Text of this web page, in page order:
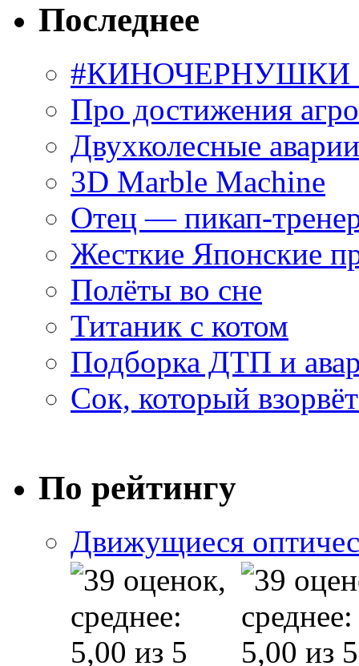
Последнее
#КИНОЧЕРНУШКИ
Про достижения
Двухколесные
3D Marble Machine
Отец — пикап-
Жесткие Японские
Полёты во сне
Титаник с котом
Подборка ДТП и
Сок, который
По рейтингу
Движущиеся